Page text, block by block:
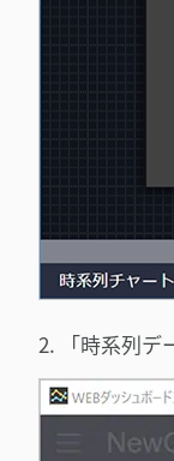
2. 「時系列デ